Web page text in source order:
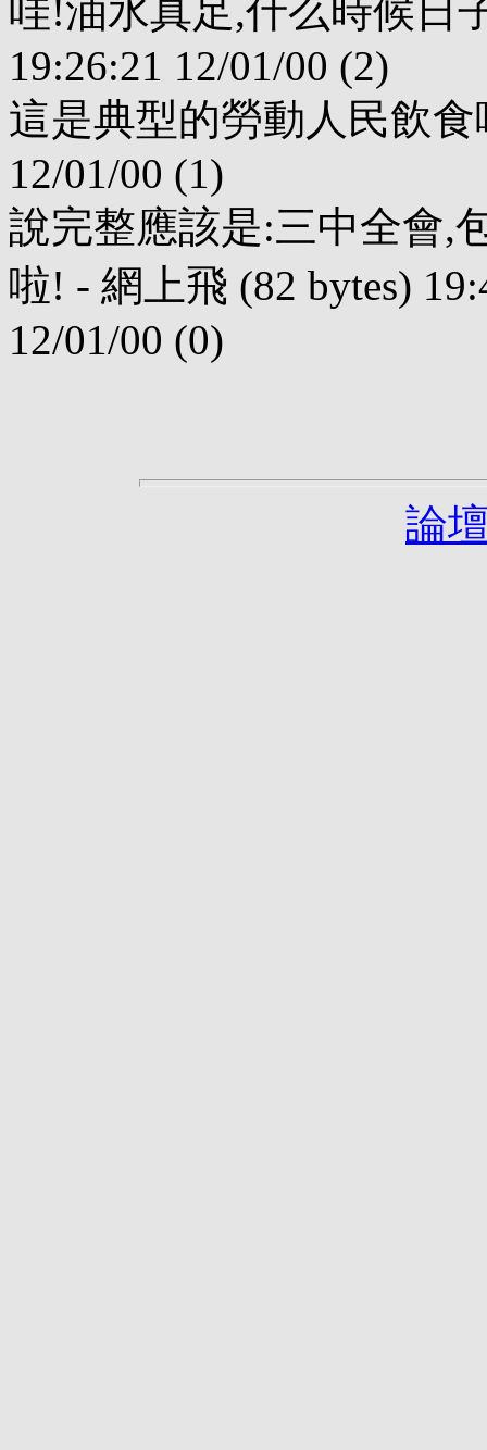
哇!油水真足,什么時候日
19:26:21 12/01/00 (2)
這是典型的勞動人民飲食
12/01/00 (1)
說完整應該是:三中全會,
啦! - 網上飛 (82 bytes)
12/01/00 (0)
論